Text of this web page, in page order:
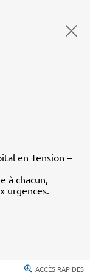
en Tension –
à chacun,
urgences.
ACCÈS RAPIDES